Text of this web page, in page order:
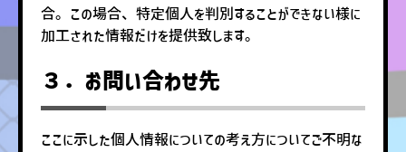
合。この場合、特定個人を判別することができない様に
加工された情報だけを提供致します。
３．お問い合わせ先
ここに示した個人情報についての考え方についてご不明な